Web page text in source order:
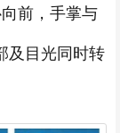
前，手掌与
及目光同时转